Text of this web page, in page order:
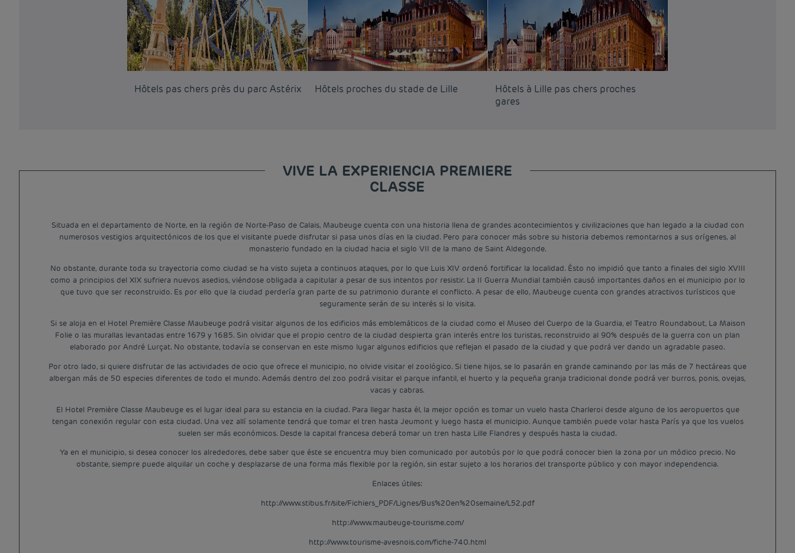
Hôtels pas chers près du parc Astérix Hôtels proches du stade de Lille
Hôtels à Lille pas chers proches
gares
VIVE LA EXPERIENCIA PREMIERE
CLASSE
Situada en el departamento de Norte, en la región de Norte-Paso de Calais, Maubeuge cuenta con una historia llena de grandes acontecimientos y civilizaciones que han legado a la ciudad con
numerosos vestigios arquitectónicos de los que el visitante puede disfrutar si pasa unos días en la ciudad. Pero para conocer más sobre su historia debemos remontarnos a sus orígenes, al
monasterio fundado en la ciudad hacia el siglo VII de la mano de Saint Aldegonde.
No obstante, durante toda su trayectoria como ciudad se ha visto sujeta a continuos ataques, por lo que Luis XIV ordenó fortificar la localidad. Ésto no impidió que tanto a finales del siglo XVIII
como a principios del XIX sufriera nuevos asedios, viéndose obligada a capitular a pesar de sus intentos por resistir. La II Guerra Mundial también causó importantes daños en el municipio por lo
que tuvo que ser reconstruido. Es por ello que la ciudad perdería gran parte de su patrimonio durante el conflicto. A pesar de ello, Maubeuge cuenta con grandes atractivos turísticos que
seguramente serán de su interés si lo visita.
Si se aloja en el Hotel Première Classe Maubeuge podrá visitar algunos de los edificios más emblemáticos de la ciudad como el Museo del Cuerpo de la Guardia, el Teatro Roundabout, La Maison
Folie o las murallas levantadas entre 1679 y 1685. Sin olvidar que el propio centro de la ciudad despierta gran interés entre los turistas, reconstruido al 90% después de la guerra con un plan
elaborado por André Lurçat. No obstante, todavía se conservan en este mismo lugar algunos edificios que reflejan el pasado de la ciudad y que podrá ver dando un agradable paseo.
Por otro lado, si quiere disfrutar de las actividades de ocio que ofrece el municipio, no olvide visitar el zoológico. Si tiene hijos, se lo pasarán en grande caminando por las más de 7 hectáreas que
albergan más de 50 especies diferentes de todo el mundo. Además dentro del zoo podrá visitar el parque infantil, el huerto y la pequeña granja tradicional donde podrá ver burros, ponis, ovejas,
vacas y cabras.
El Hotel Première Classe Maubeuge es el lugar ideal para su estancia en la ciudad. Para llegar hasta él, la mejor opción es tomar un vuelo hasta Charleroi desde alguno de los aeropuertos que
tengan conexión regular con esta ciudad. Una vez allí solamente tendrá que tomar el tren hasta Jeumont y luego hasta el municipio. Aunque también puede volar hasta París ya que los vuelos
suelen ser más económicos. Desde la capital francesa deberá tomar un tren hasta Lille Flandres y después hasta la ciudad.
Ya en el municipio, si desea conocer los alrededores, debe saber que éste se encuentra muy bien comunicado por autobús por lo que podrá conocer bien la zona por un módico precio. No
obstante, siempre puede alquilar un coche y desplazarse de una forma más flexible por la región, sin estar sujeto a los horarios del transporte público y con mayor independencia.
Enlaces útiles:
http://www.stibus.fr/site/Fichiers_PDF/Lignes/Bus%20en%20semaine/L52.pdf
http://www.maubeuge-tourisme.com/
http://www.tourisme-avesnois.com/fiche-740.html